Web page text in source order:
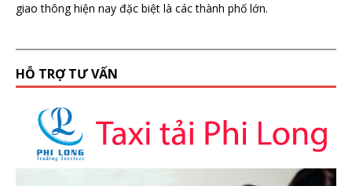
giao thông hiện nay đặc biệt là các thành phố lớn.
HỖ TRỢ TƯ VẤN